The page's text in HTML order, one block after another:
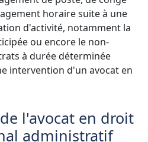
horaire suite à une
d'activité, notamment la
ou encore le non-
à durée déterminée
intervention d'un avocat en
l'avocat en droit
administratif